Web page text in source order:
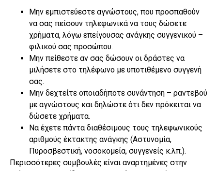
Μην εμπιστεύεστε αγνώστους, που προσπαθούν
να σας πείσουν τηλεφωνικά να τους δώσετε
χρήματα, λόγω επείγουσας ανάγκης συγγενικού –
φιλικού σας προσώπου.
Μην πείθεστε αν σας δώσουν οι δράστες να
μιλήσετε στο τηλέφωνο με υποτιθέμενο συγγενή
σας.
Μην δεχτείτε οποιαδήποτε συνάντηση – ραντεβού
με αγνώστους και δηλώστε ότι δεν πρόκειται να
δώσετε χρήματα.
Να έχετε πάντα διαθέσιμους τους τηλεφωνικούς
αριθμούς έκτακτης ανάγκης (Αστυνομία,
Πυροσβεστική, νοσοκομεία, συγγενείς κ.λπ.).
Περισσότερες συμβουλές είναι αναρτημένες στην